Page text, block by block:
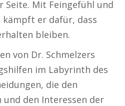
Seite. Mit Feingefühl und
er dafür, dass
bleiben.
von Dr. Schmelzers
im Labyrinth des
die den
den Interessen der